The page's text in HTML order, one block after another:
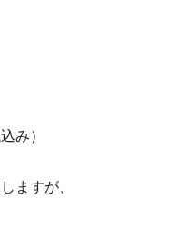
み）
ますが、